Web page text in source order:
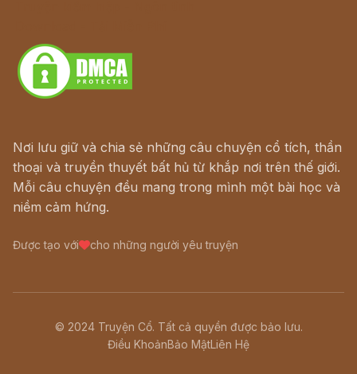
Nơi lưu giữ và chia sẻ những câu chuyện cổ tích, thần
thoại và truyền thuyết bất hủ từ khắp nơi trên thế giới.
Mỗi câu chuyện đều mang trong mình một bài học và
niềm cảm hứng.
Được tạo với cho những người yêu truyện
© 2024 Truyện Cổ. Tất cả quyền được bảo lưu.
Điều KhoảnBảo MậtLiên Hệ